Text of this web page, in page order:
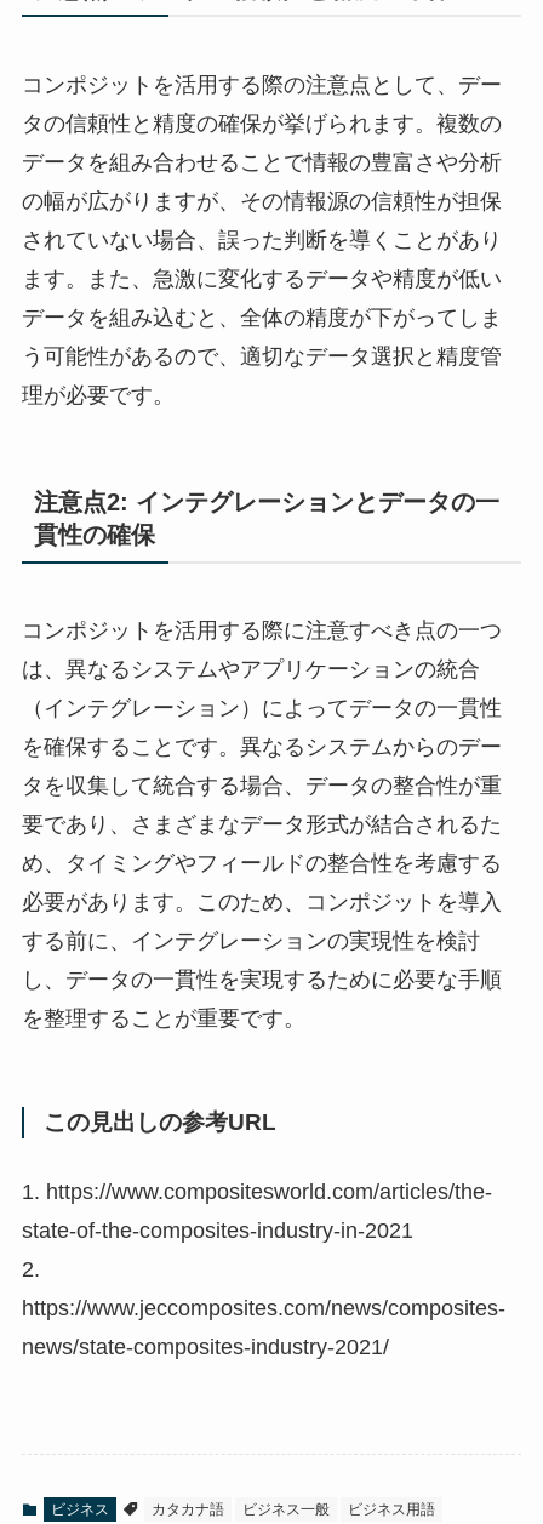
コンポジットを活用する際の注意点として、デー
タの信頼性と精度の確保が挙げられます。複数の
データを組み合わせることで情報の豊富さや分析
の幅が広がりますが、その情報源の信頼性が担保
されていない場合、誤った判断を導くことがあり
ます。また、急激に変化するデータや精度が低い
データを組み込むと、全体の精度が下がってしま
う可能性があるので、適切なデータ選択と精度管
理が必要です。
注意点2: インテグレーションとデータの一
貫性の確保
コンポジットを活用する際に注意すべき点の一つ
は、異なるシステムやアプリケーションの統合
（インテグレーション）によってデータの一貫性
を確保することです。異なるシステムからのデー
タを収集して統合する場合、データの整合性が重
要であり、さまざまなデータ形式が結合されるた
め、タイミングやフィールドの整合性を考慮する
必要があります。このため、コンポジットを導入
する前に、インテグレーションの実現性を検討
し、データの一貫性を実現するために必要な手順
を整理することが重要です。
この見出しの参考URL
1. https://www.compositesworld.com/articles/the-
state-of-the-composites-industry-in-2021
2.
https://www.jeccomposites.com/news/composites-
news/state-composites-industry-2021/
ビジネス カタカナ語 ビジネス一般 ビジネス用語